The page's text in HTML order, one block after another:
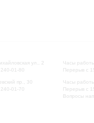
ул., 2
01-80
пр., 30
01-70
Часы
Перерыв с
Часы
Перерыв с
Вопросы